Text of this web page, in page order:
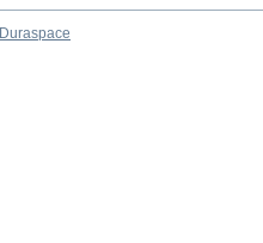
Duraspace